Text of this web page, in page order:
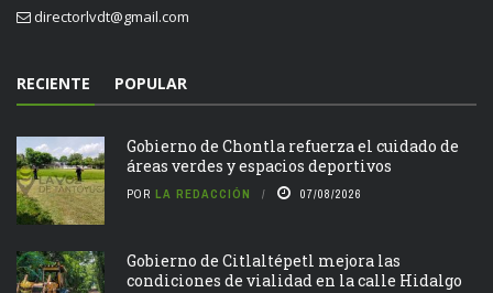
directorlvdt@gmail.com
RECIENTE POPULAR
Gobierno de Chontla refuerza el cuidado de
áreas verdes y espacios deportivos
POR LA REDACCIÓN 07/08/2026
Gobierno de Citlaltépetl mejora las
condiciones de vialidad en la calle Hidalgo